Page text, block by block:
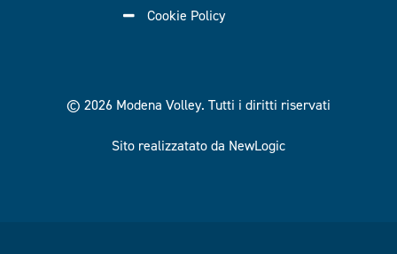
Cookie Policy
© 2026 Modena Volley. Tutti i diritti riservati
Sito realizzatato da NewLogic